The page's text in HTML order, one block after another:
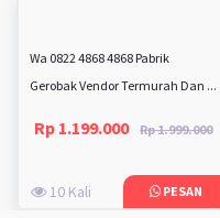
Wa 0822 4868 4868 Pabrik
Gerobak Vendor Termurah Dan ...
Rp 1.199.000 Rp 1.999.000
10 Kali PESAN